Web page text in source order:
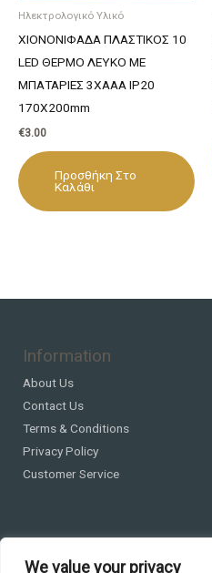
We value your privacy
Ηλεκτρολογικό Υλικό
ΧΙΟΝΟΝΙΦΑΔΑ ΠΛΑΣΤΙΚΟΣ 10
LED ΘΕΡΜΟ ΛΕΥΚΟ ΜΕ
ΜΠΑΤΑΡΙΕΣ 3ΧΑΑΑ IP20
170X200mm
€3.00
Προσθήκη Στο
Καλάθι
Information
About Us
Contact Us
Terms & Conditions
Privacy Policy
Customer Service